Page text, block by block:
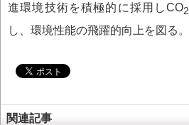
進環境技術を積極的に採用しCO2
し、環境性能の飛躍的向上を図る。
関連記事